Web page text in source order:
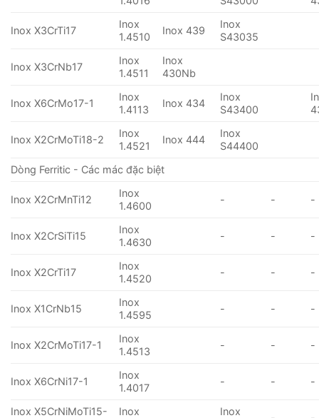
Inox X3CrTi17
Inox
1.4510
Inox 439
Inox
S43035
Inox X3CrNb17
Inox
1.4511
Inox
430Nb
Inox X6CrMo17-1
Inox
1.4113
Inox 434
Inox
S43400
Inox X2CrMoTi18-2
Inox
1.4521
Inox 444
Inox
S44400
Dòng Ferritic - Các mác đặc biệt
Inox X2CrMnTi12
Inox
1.4600
- - -
Inox X2CrSiTi15
Inox
1.4630
- - -
Inox X2CrTi17
Inox
1.4520
- - -
Inox X1CrNb15
Inox
1.4595
- - -
Inox X2CrMoTi17-1
Inox
1.4513
- - -
Inox X6CrNi17-1
Inox
1.4017
- - -
Inox X5CrNiMoTi15-
Inox
Inox